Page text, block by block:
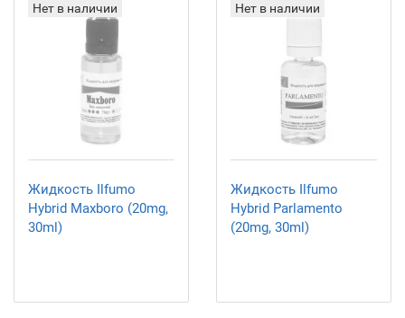
Нет в наличии
Жидкость Ilfumo
Hybrid Maxboro (20mg,
30ml)
Нет в наличии
Жидкость Ilfumo
Hybrid Parlamento
(20mg, 30ml)